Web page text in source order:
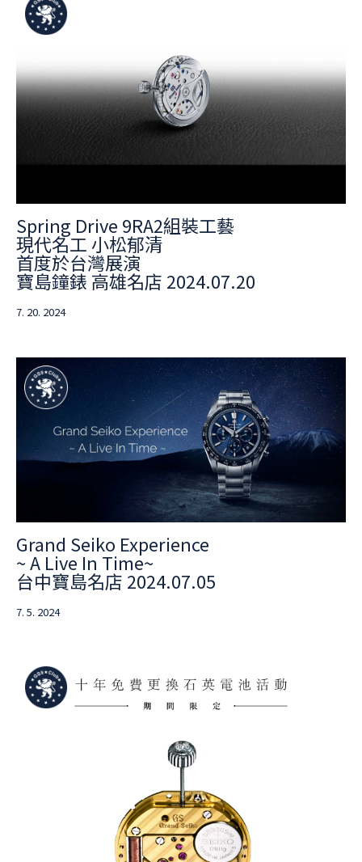
Spring Drive 9RA2組裝工藝
現代名工 小松郁清
首度於台灣展演
寶島鐘錶 高雄名店 2024.07.20
7. 20. 2024
Grand Seiko Experience
~ A Live In Time~
台中寶島名店 2024.07.05
7. 5. 2024